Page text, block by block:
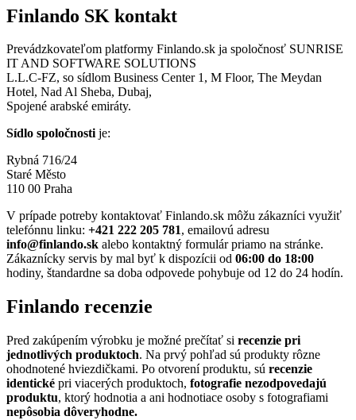
Finlando SK kontakt
Prevádzkovateľom platformy Finlando.sk ja spoločnosť SUNRISE
IT AND SOFTWARE SOLUTIONS
L.L.C-FZ, so sídlom Business Center 1, M Floor, The Meydan
Hotel, Nad Al Sheba, Dubaj,
Spojené arabské emiráty.
Sídlo spoločnostije:
Rybná 716/24
Staré Město
110 00 Praha
V prípade potreby kontaktovať Finlando.sk môžu zákazníci využiť
telefónnu linku: +421 222 205 781, emailovú adresu
info@finlando.sk alebo kontaktný formulár priamo na stránke.
Zákaznícky servis by mal byť k dispozícii od 06:00 do 18:00
hodiny, štandardne sa doba odpovede pohybuje od 12 do 24 hodín.
Finlando recenzie
Pred zakúpením výrobku je možné prečítať si recenzie pri
jednotlivých produktoch. Na prvý pohľad sú produkty rôzne
ohodnotené hviezdičkami. Po otvorení produktu, sú recenzie
identické pri viacerých produktoch, fotografie nezodpovedajú
produktu, ktorý hodnotia a ani hodnotiace osoby s fotografiami
nepôsobia dôveryhodne.